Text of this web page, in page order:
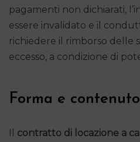
pagamenti non dichiarati,
essere invalidato e il
richiedere il rimborso delle
eccesso, a condizione di
Forma e
Il contratto di locazione a